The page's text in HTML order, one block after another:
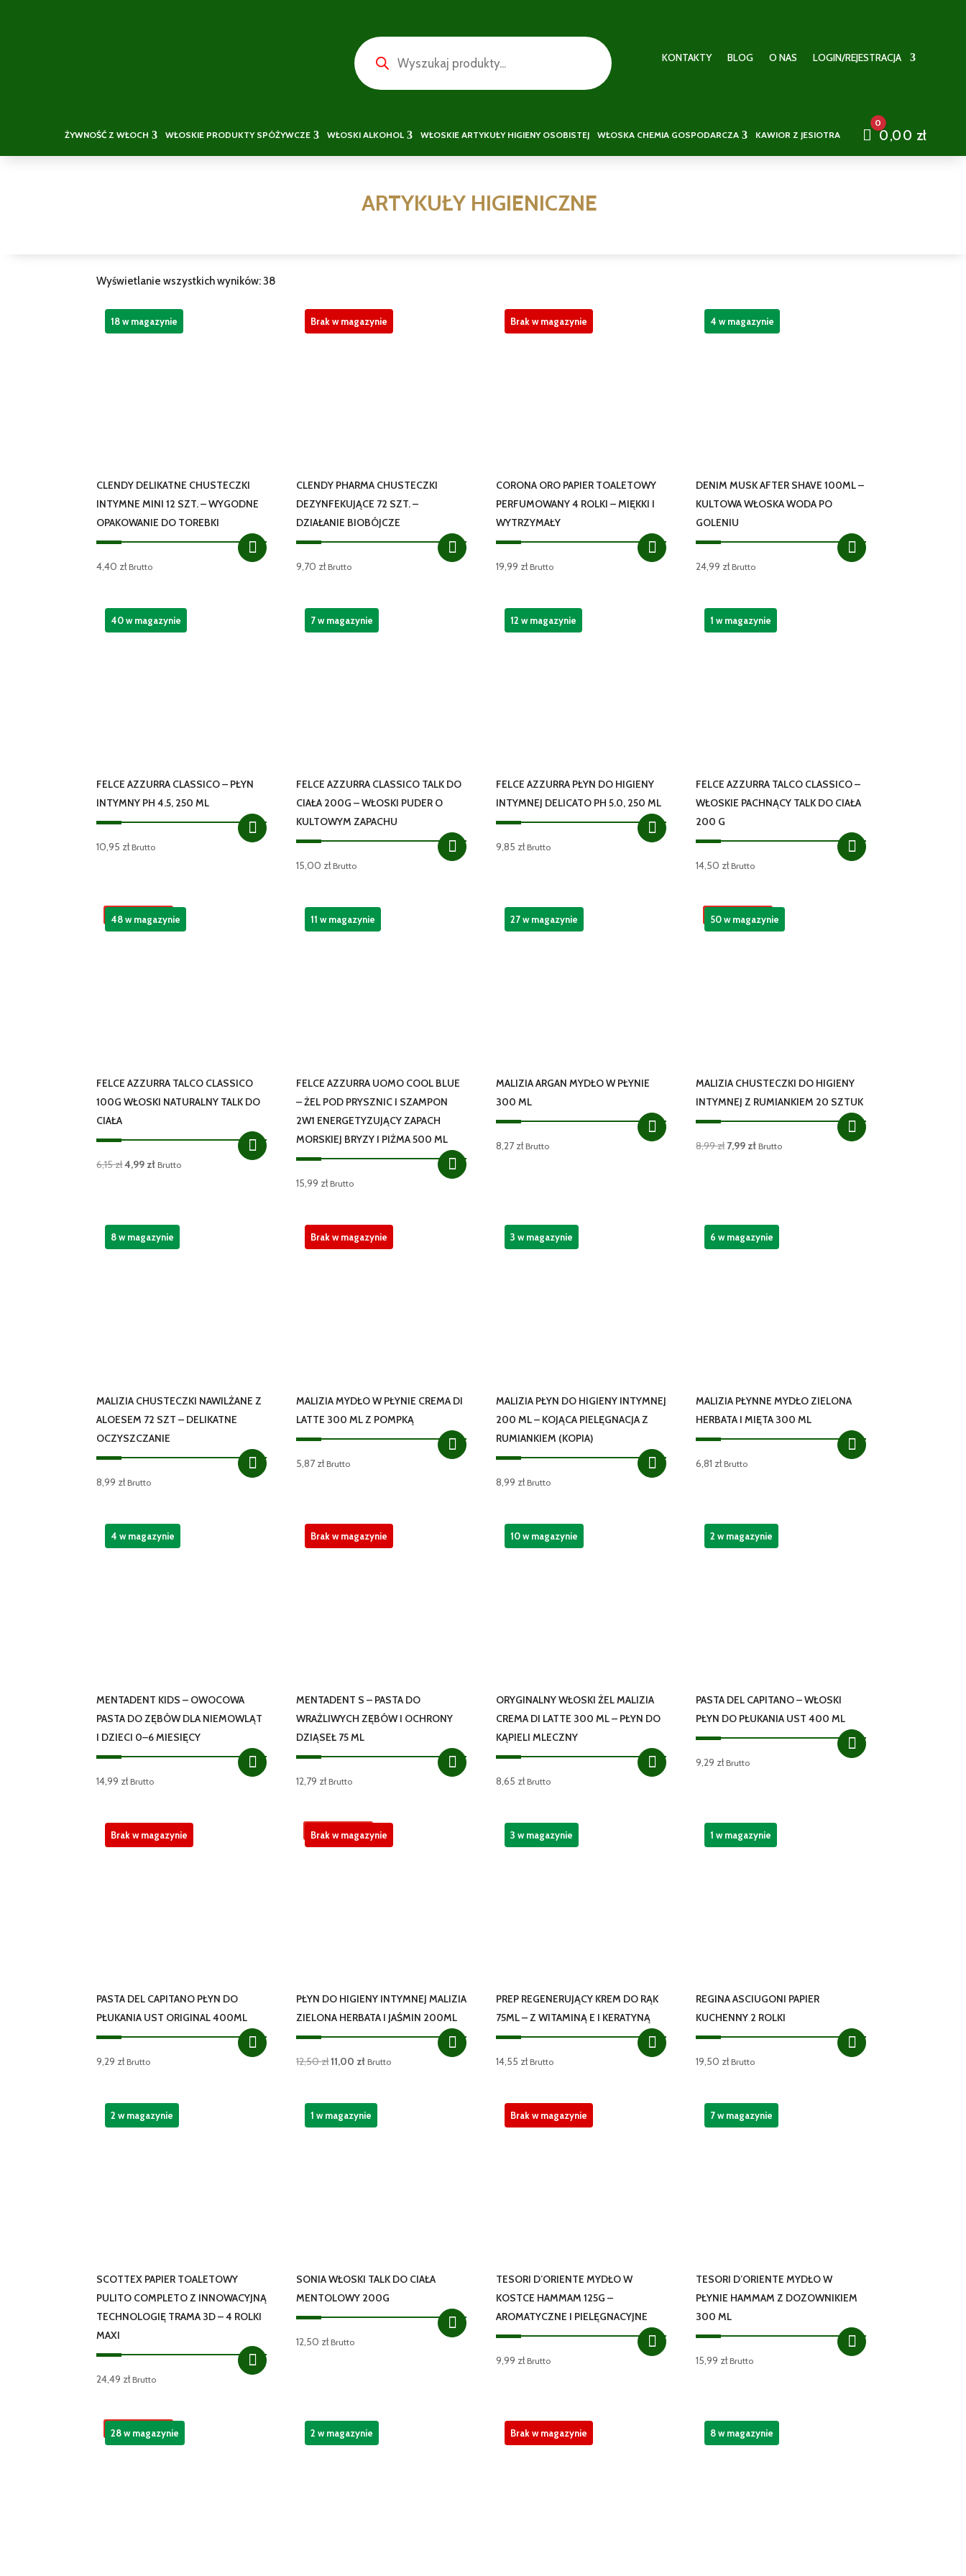
Wyszukiwarka
produktów KONTAKTY BLOG O NAS LOGIN/REJESTRACJA
ŻYWNOŚĆ Z WŁOCH WŁOSKIE PRODUKTY SPÓŻYWCZE WŁOSKI ALKOHOL WŁOSKIE ARTYKUŁY HIGIENY OSOBISTEJ WŁOSKA CHEMIA GOSPODARCZA KAWIOR Z JESIOTRA Cart
0
0,00 zł
ARTYKUŁY HIGIENICZNE
Wyświetlanie wszystkich wyników: 38
CLENDY DELIKATNE CHUSTECZKI
INTYMNE MINI 12 SZT. – WYGODNE
OPAKOWANIE DO TOREBKI
4,40 zł Brutto
18 w magazynie
CLENDY PHARMA CHUSTECZKI
DEZYNFEKUJĄCE 72 SZT. –
DZIAŁANIE BIOBÓJCZE
9,70 zł Brutto
Brak w magazynie
CORONA ORO PAPIER TOALETOWY
PERFUMOWANY 4 ROLKI – MIĘKKI I
WYTRZYMAŁY
19,99 zł Brutto
Brak w magazynie
DENIM MUSK AFTER SHAVE 100ML –
KULTOWA WŁOSKA WODA PO
GOLENIU
24,99 zł Brutto
4 w magazynie
FELCE AZZURRA CLASSICO – PŁYN
INTYMNY PH 4.5, 250 ML
10,95 zł Brutto
40 w magazynie
FELCE AZZURRA CLASSICO TALK DO
CIAŁA 200G – WŁOSKI PUDER O
KULTOWYM ZAPACHU
15,00 zł Brutto
7 w magazynie
FELCE AZZURRA PŁYN DO HIGIENY
INTYMNEJ DELICATO PH 5.0, 250 ML
9,85 zł Brutto
12 w magazynie
FELCE AZZURRA TALCO CLASSICO –
WŁOSKIE PACHNĄCY TALK DO CIAŁA
200 G
14,50 zł Brutto
1 w magazynie
Promocja!
FELCE AZZURRA TALCO CLASSICO
100G WŁOSKI NATURALNY TALK DO
CIAŁA
6,15zł4,99 zł Brutto
48 w magazynie
FELCE AZZURRA UOMO COOL BLUE
– ŻEL POD PRYSZNIC I SZAMPON
2W1 ENERGETYZUJĄCY ZAPACH
MORSKIEJ BRYZY I PIŻMA 500 ML
15,99 zł Brutto
11 w magazynie
MALIZIA ARGAN MYDŁO W PŁYNIE
300 ML
8,27 zł Brutto
27 w magazynie Promocja!
MALIZIA CHUSTECZKI DO HIGIENY
INTYMNEJ Z RUMIANKIEM 20 SZTUK
8,99zł 7,99 zł Brutto
50 w magazynie
MALIZIA CHUSTECZKI NAWILŻANE Z
ALOESEM 72 SZT – DELIKATNE
OCZYSZCZANIE
8,99 zł Brutto
8 w magazynie
MALIZIA MYDŁO W PŁYNIE CREMA DI
LATTE 300 ML Z POMPKĄ
5,87 zł Brutto
Brak w magazynie
MALIZIA PŁYN DO HIGIENY INTYMNEJ
200 ML – KOJĄCA PIELĘGNACJA Z
RUMIANKIEM (KOPIA)
8,99 zł Brutto
3 w magazynie
MALIZIA PŁYNNE MYDŁO ZIELONA
HERBATA I MIĘTA 300 ML
6,81 zł Brutto
6 w magazynie
MENTADENT KIDS – OWOCOWA
PASTA DO ZĘBÓW DLA NIEMOWLĄT
I DZIECI 0–6 MIESIĘCY
14,99 zł Brutto
4 w magazynie
MENTADENT S – PASTA DO
WRAŻLIWYCH ZĘBÓW I OCHRONY
DZIĄSEŁ 75 ML
12,79 zł Brutto
Brak w magazynie
ORYGINALNY WŁOSKI ŻEL MALIZIA
CREMA DI LATTE 300 ML – PŁYN DO
KĄPIELI MLECZNY
8,65 zł Brutto
10 w magazynie
PASTA DEL CAPITANO – WŁOSKI
PŁYN DO PŁUKANIA UST 400 ML
9,29 zł Brutto
2 w magazynie
PASTA DEL CAPITANO PŁYN DO
PŁUKANIA UST ORIGINAL 400ML
9,29 zł Brutto
Brak w magazynie Promocja!
PŁYN DO HIGIENY INTYMNEJ MALIZIA
ZIELONA HERBATA I JAŚMIN 200ML
12,50zł
12,50 zł.
11,00 zł
11,00 zł.
Brutto
Brak w magazynie
PREP REGENERUJĄCY KREM DO RĄK
75ML – Z WITAMINĄ E I KERATYNĄ
14,55 zł Brutto
3 w magazynie
REGINA ASCIUGONI PAPIER
KUCHENNY 2 ROLKI
19,50 zł Brutto
1 w magazynie
SCOTTEX PAPIER TOALETOWY
PULITO COMPLETO Z INNOWACYJNĄ
TECHNOLOGIĘ TRAMA 3D – 4 ROLKI
MAXI
24,49 zł Brutto
2 w magazynie
SONIA WŁOSKI TALK DO CIAŁA
MENTOLOWY 200G
12,50 zł Brutto
1 w magazynie
TESORI D’ORIENTE MYDŁO W
KOSTCE HAMMAM 125G –
AROMATYCZNE I PIELĘGNACYJNE
9,99 zł Brutto
Brak w magazynie
TESORI D’ORIENTE MYDŁO W
PŁYNIE HAMMAM Z DOZOWNIKIEM
300 ML
15,99 zł Brutto
7 w magazynie
Promocja!
28 w magazynie 2 w magazynie Brak w magazynie 8 w magazynie